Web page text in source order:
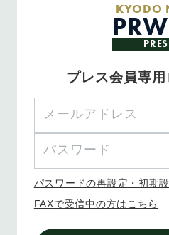
KYODO
プレス会員専
パスワードの再設定・初期
FAXで受信中の方はこちら